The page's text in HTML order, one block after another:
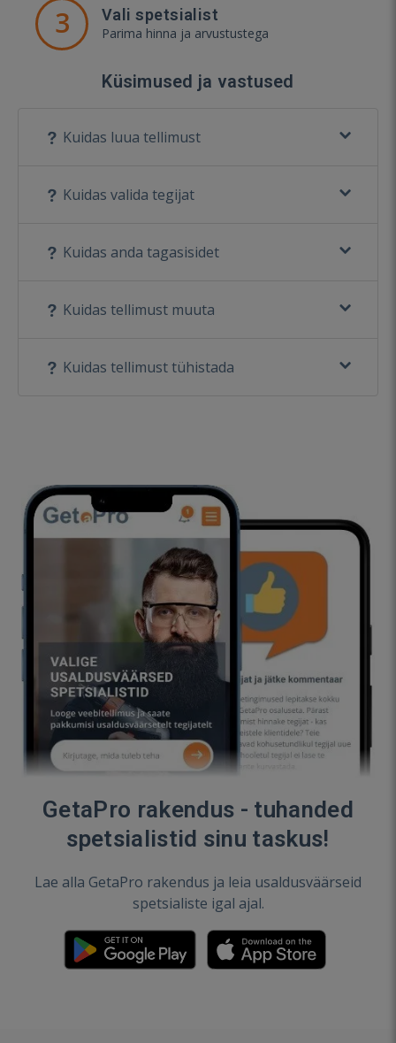
3 Vali spetsialist
Parima hinna ja arvustustega
Küsimused ja vastused
Kuidas luua tellimust
Kuidas valida tegijat
Kuidas anda tagasisidet
Kuidas tellimust muuta
Kuidas tellimust tühistada
GetaPro rakendus - tuhanded
spetsialistid sinu taskus!
Lae alla GetaPro rakendus ja leia usaldusväärseid
spetsialiste igal ajal.